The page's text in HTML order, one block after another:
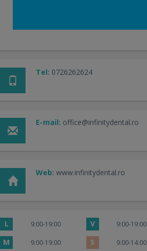
Tel: 0726262624
E-mail: office@infinitydental.ro
Web: www.infinitydental.ro
L 9:00-19:00 V 9:00-19:00
M 9:00-19:00 S 9:00-14:00